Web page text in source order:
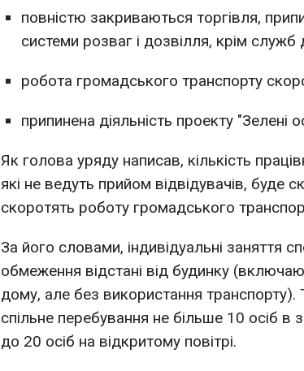
повністю закриваються торгівля,
системи розваг і дозвілля, крім служб
робота громадського транспорту
припинена діяльність проекту "Зелені
Як голова уряду написав, кількість
які не ведуть прийом відвідувачів, буде
скоротять роботу громадського
За його словами, індивідуальні заняття
обмеження відстані від будинку
дому, але без використання
спільне перебування не більше 10 осіб в
до 20 осіб на відкритому повітрі.